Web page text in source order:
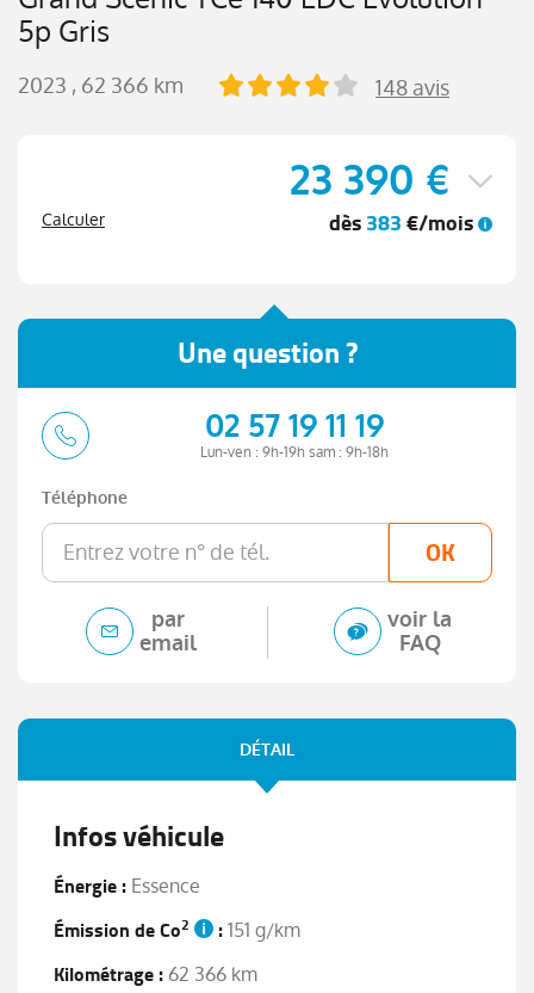
5p Gris
2023 , 62 366 km 148 avis
Calculer
23 390 €
dès383€/mois
Une question ?
02 57 19 11 19
Lun-ven : 9h-19h sam : 9h-18h
Téléphone
OK
par
email
voir la
FAQ
DÉTAIL
Infos véhicule
Énergie : Essence
Émission de Co2 :151 g/km
Kilométrage : 62 366 km